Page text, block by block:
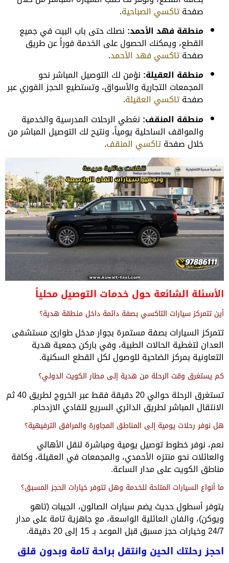
صفحةتاكسي الصباحية.
منطقة فهد الأحمد: نصلك حتى باب البيت في جميع
القطع، ويمكنك الحصول على الخدمة فوراً عن طريق
صفحةتاكسي فهد الأحمد.
منطقة العقيلة: نؤمن لك التوصيل المباشر نحو
المجمعات التجارية والأسواق، وتستطيع الحجز الفوري عبر
صفحةتاكسي العقيلة.
منطقة المنقف: نغطي الرحلات المدرسية والخدمية
والمواقف الساحلية يومياً، ونتيح لك التوصيل المباشر من
خلال صفحةتاكسي المنقف.
الأسئلة الشائعة حول خدمات التوصيل محلياً
أين تتمركز سيارات التاكسي بصفة دائمة داخل منطقة هدية؟
تتمركز السيارات بصفة مستمرة بجوار مدخل طوارئ مستشفى
العدان لتغطية الحالات الطبية، وفي باركن جمعية هدية
التعاونية بمركز الضاحية للوصول لكل القطع السكنية.
كم يستغرق وقت الرحلة من هدية إلى مطار الكويت الدولي؟
تستغرق الرحلة حوالي 20 دقيقة فقط عبر الخروج لطريق 40 ثم
الانتقال المباشر لطريق الدائري السريع لتفادي الازدحام.
هل نوفر رحلات يومية إلى المناطق المجاورة والمرافق الترفيهية؟
نعم، نوفر خطوط توصيل يومية ومباشرة لنقل الأهالي
والعائلات نحو منتزه الأحمدي، والمجمعات في العقيلة، وكافة
مناطق الكويت على مدار الساعة.
ما أنواع السيارات المتاحة للخدمة وهل تتوفر خيارات الحجز المسبق؟
يتوفر أسطول حديث يضم سيارات الصالون، الجيبات (تاهو
ويوكن)، والفان العائلية الواسعة، مع جاهزية تامة على مدار
24/7 وخيارات حجز مسبق قبل الموعد بـ 15 إلى 20 دقيقة.
احجز رحلتك الحين وانتقل براحة تامة وبدون قلق